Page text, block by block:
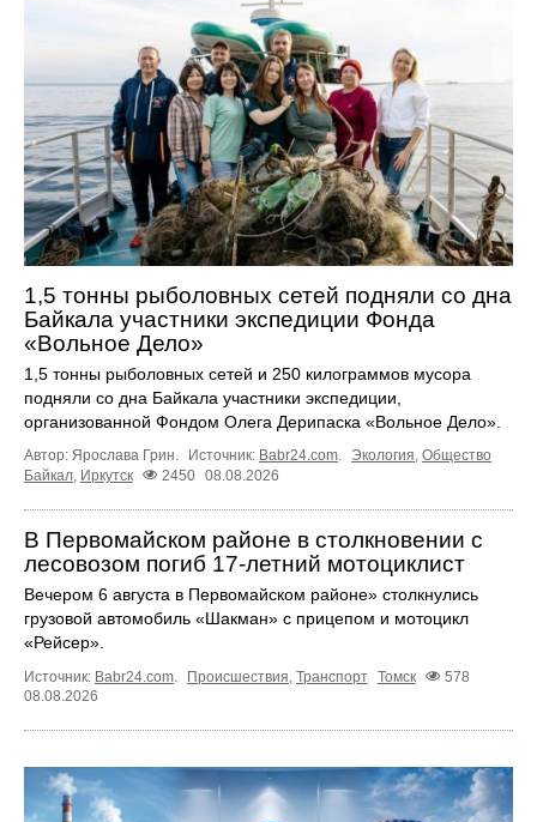
1,5 тонны рыболовных сетей подняли со дна
Байкала участники экспедиции Фонда
«Вольное Дело»
1,5 тонны рыболовных сетей и 250 килограммов мусора
подняли со дна Байкала участники экспедиции,
организованной Фондом Олега Дерипаска «Вольное Дело».
Автор: Ярослава Грин. Источник: Babr24.com. Экология, Общество
Байкал, Иркутск 2450 08.08.2026
В Первомайском районе в столкновении с
лесовозом погиб 17-летний мотоциклист
Вечером 6 августа в Первомайском районе» столкнулись
грузовой автомобиль «Шакман» с прицепом и мотоцикл
«Рейсер».
Источник: Babr24.com. Происшествия, Транспорт Томск
578
08.08.2026